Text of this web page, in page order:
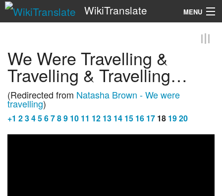
WikiTranslate MENU
We Were Travelling &
Travelling & Travelling…
(Redirected from Natasha Brown - We were
travelling)
+1 23456789 10 11 12 13 14 15 16 17 18 1920